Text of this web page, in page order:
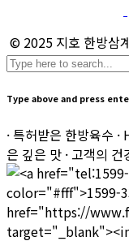
© 2025 지호 한방삼
Type above and press
· 특허받은 한방육수
은 깊은 맛 · 고객의